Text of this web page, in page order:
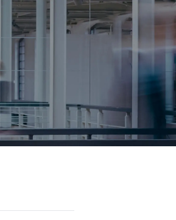
登录/注册
登录/注册
告优化和流量加权撬动
| 海外广告代投